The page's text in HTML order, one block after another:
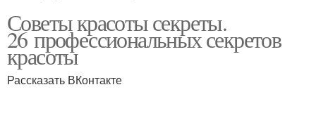
Советы красоты секреты.
26 профессиональных секретов
красоты
Рассказать ВКонтакте